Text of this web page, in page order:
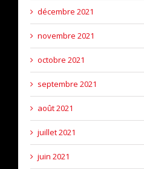
décembre 2021
novembre 2021
octobre 2021
septembre 2021
août 2021
juillet 2021
juin 2021